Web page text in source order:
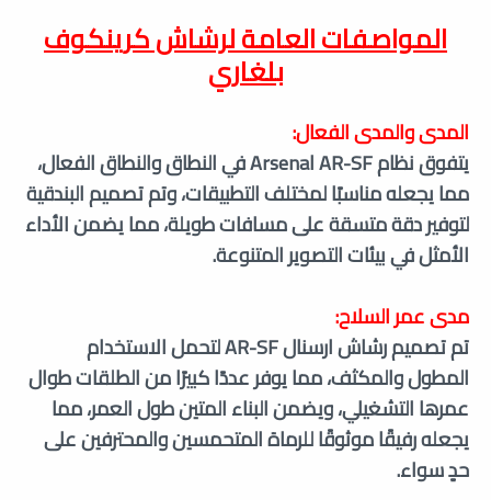
المواصفات العامة لرشاش كرينكوف
بلغاري
المدى والمدى الفعال:
يتفوق نظام Arsenal AR-SF في النطاق والنطاق الفعال،
مما يجعله مناسبًا لمختلف التطبيقات، وتم تصميم البندقية
لتوفير دقة متسقة على مسافات طويلة، مما يضمن الأداء
الأمثل في بيئات التصوير المتنوعة.
مدى عمر السلاح:
تم تصميم رشاش ارسنال AR-SF لتحمل الاستخدام
المطول والمكثف، مما يوفر عددًا كبيرًا من الطلقات طوال
عمرها التشغيلي، ويضمن البناء المتين طول العمر، مما
يجعله رفيقًا موثوقًا للرماة المتحمسين والمحترفين على
حدٍ سواء.